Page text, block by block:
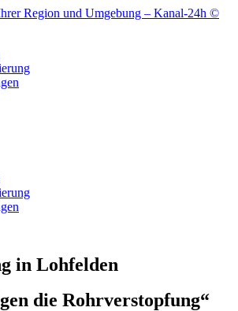
in Lohfelden
die Rohrverstopfung“